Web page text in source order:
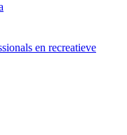
en recreatieve